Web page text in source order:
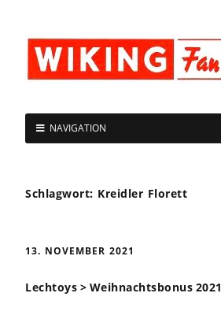
NAVIGATION
Schlagwort: Kreidler Florett
13. NOVEMBER 2021
Lechtoys > Weihnachtsbonus 2021